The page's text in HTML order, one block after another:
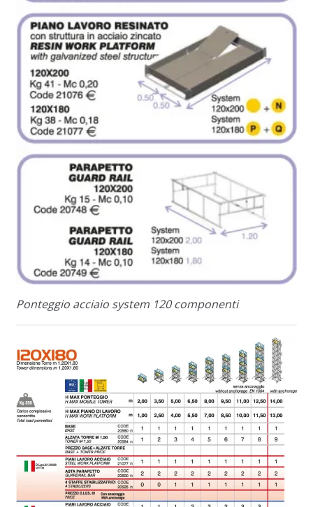
Ponteggio acciaio system 120 componenti